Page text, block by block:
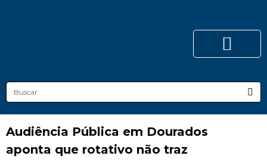
Audiência Pública em Dourados
aponta que rotativo não traz